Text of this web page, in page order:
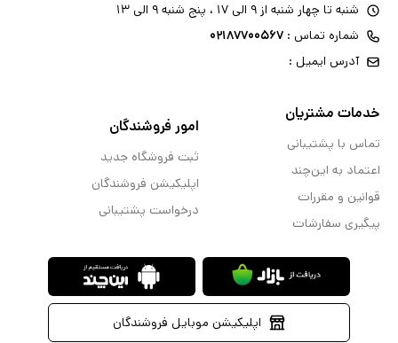
شنبه تا چهار شنبه از ۹ الی ۱۷ ، پنج شنبه ۹ الی ۱۳
شماره تماس : ۰۲۱۸۷۷۰۰۵۶۷
آدرس ایمیل :
خدمات مشتریان
تماس با پشتیبانی
اعتماد به این‌چند
قوانین و مقررات
پیگیری سفارشات
امور فروشندگان
ثبت فروشگاه جدید
اپلیکیشن فروشندگان
درخواست پشتیبانی
اپلیکیشن موبایل فروشندگان